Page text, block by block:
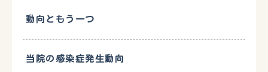
動向ともう一つ
当院の感染症発生動向